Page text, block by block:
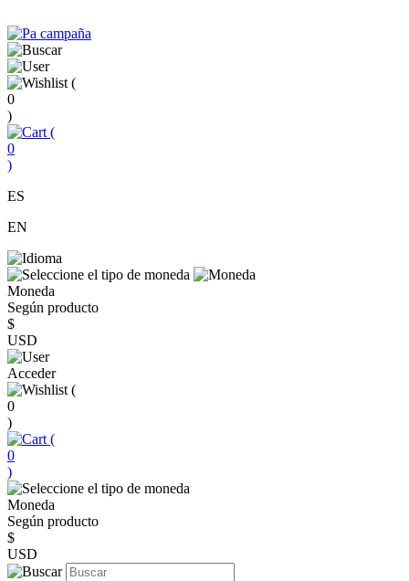
(
0
)
(
0
)
ES
EN
Moneda
Según producto
$
USD
Acceder
(
0
)
(
0
)
Moneda
Según producto
$
USD